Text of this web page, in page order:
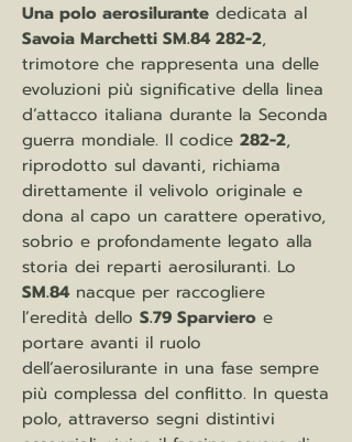
Una polo aerosilurante dedicata al
Savoia Marchetti SM.84 282-2,
trimotore che rappresenta una delle
evoluzioni più significative della linea
d’attacco italiana durante la Seconda
guerra mondiale. Il codice 282-2,
riprodotto sul davanti, richiama
direttamente il velivolo originale e
dona al capo un carattere operativo,
sobrio e profondamente legato alla
storia dei reparti aerosiluranti. Lo
SM.84nacque per raccogliere
l’eredità dello S.79 Sparviero e
portare avanti il ruolo
dell’aerosilurante in una fase sempre
più complessa del conflitto. In questa
polo, attraverso segni distintivi